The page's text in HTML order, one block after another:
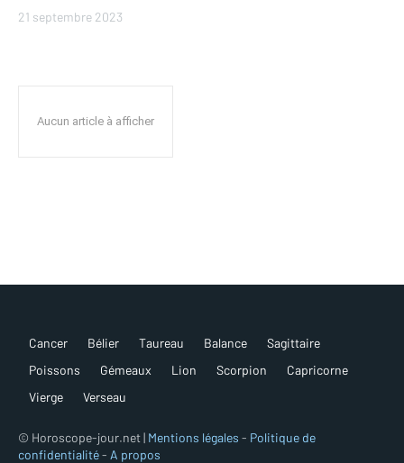
21 septembre 2023
Aucun article à afficher
Cancer Bélier Taureau Balance
Sagittaire
Poissons
Gémeaux Lion Scorpion
Capricorne
Vierge
Verseau
© Horoscope-jour.net | Mentions légales - Politique de
confidentialité- A propos